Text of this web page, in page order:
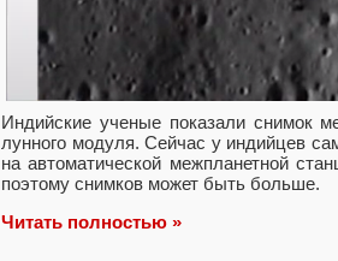
Индийские ученые показали снимок
лунного модуля. Сейчас у индийцев
на автоматической межпланетной
поэтому снимков может быть больше.
Читать полностью »